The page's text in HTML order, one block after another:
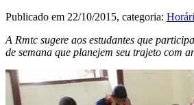
Publicado em 22/10/2015, categoria:
A Rmtc sugere aos estudantes que
de semana que planejem seu trajeto com